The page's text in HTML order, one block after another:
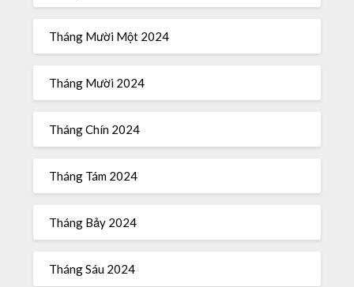
Tháng Mười Một 2024
Tháng Mười 2024
Tháng Chín 2024
Tháng Tám 2024
Tháng Bảy 2024
Tháng Sáu 2024